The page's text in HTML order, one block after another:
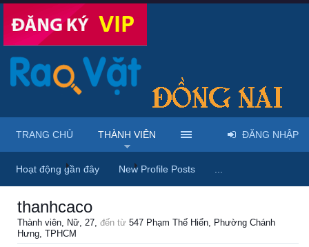
Trang chủ Thành viên thanhcaco
thanhcaco
Thành viên, Nữ, 27, đến từ 547 Phạm Thế Hiển, Phường Chánh
Hưng, TPHCM
TRANG CHỦ THÀNH VIÊN
Hoạt động gần đây New Profile Posts
ĐĂNG NHẬP